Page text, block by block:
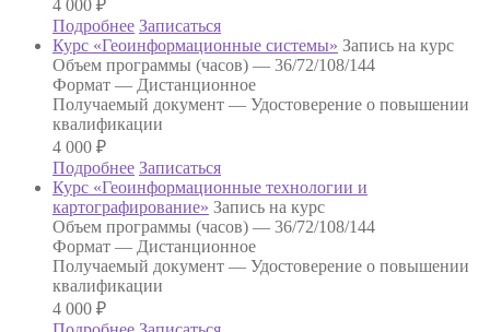
4 000 ₽
Подробнее Записаться
Курс «Геоинформационные системы» Запись на курс
Объем программы (часов) — 36/72/108/144
Формат — Дистанционное
Получаемый документ — Удостоверение о повышении
квалификации
4 000 ₽
Подробнее Записаться
Курс «Геоинформационные технологии и
картографирование» Запись на курс
Объем программы (часов) — 36/72/108/144
Формат — Дистанционное
Получаемый документ — Удостоверение о повышении
квалификации
4 000 ₽